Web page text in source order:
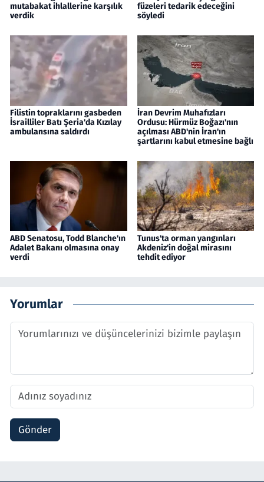
mutabakat ihlallerine karşılık
verdik
füzeleri tedarik edeceğini
söyledi
Filistin topraklarını gasbeden
İsrailliler Batı Şeria'da Kızılay
ambulansına saldırdı
İran Devrim Muhafızları
Ordusu: Hürmüz Boğazı'nın
açılması ABD'nin İran'ın
şartlarını kabul etmesine bağlı
ABD Senatosu, Todd Blanche'ın
Adalet Bakanı olmasına onay
verdi
Tunus'ta orman yangınları
Akdeniz'in doğal mirasını
tehdit ediyor
Yorumlar
Gönder